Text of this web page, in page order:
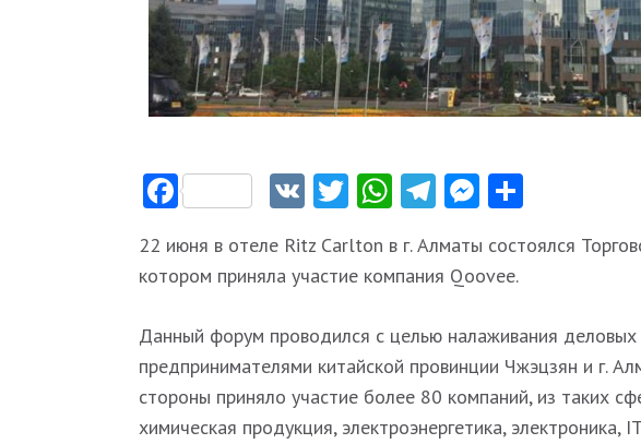
FacebookVKTwitter
WhatsApp
Telegram
Messenger
22 июня в отеле Ritz Carlton в г. Алматы состоялся
котором приняла участие компания Qoovee.
Данный форум проводился с целью налаживания
предпринимателями китайской провинции Чжэцзян и г.
стороны приняло участие более 80 компаний, из таких
химическая продукция, электроэнергетика, электроника,